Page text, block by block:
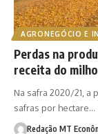
AGRONEGÓCIO E
Perdas na
receita do
Na safra 2020/21,
safras por hectare…
Redação MT